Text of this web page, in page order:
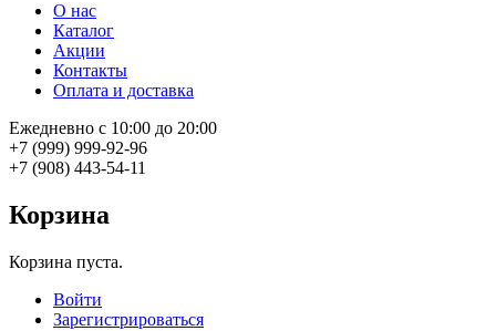
О нас
Каталог
Акции
Контакты
Оплата и доставка
Ежедневно с 10:00 до 20:00
+7 (999) 999-92-96
+7 (908) 443-54-11
Корзина
Корзина пуста.
Войти
Зарегистрироваться